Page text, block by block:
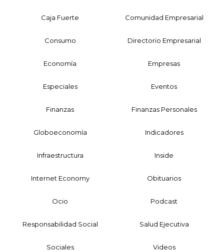
Caja Fuerte Comunidad Empresarial
Consumo Directorio Empresarial
Economía Empresas
Especiales Eventos
Finanzas Finanzas Personales
Globoeconomía Indicadores
Infraestructura Inside
Internet Economy Obituarios
Ocio Podcast
Responsabilidad Social Salud Ejecutiva
Sociales Videos